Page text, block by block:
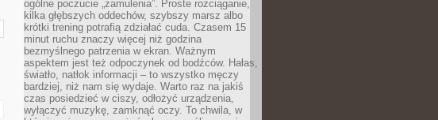
ogólne poczucie „zamulenia”. Proste rozciąganie,
kilka głębszych oddechów, szybszy marsz albo
krótki trening potrafią zdziałać cuda. Czasem 15
minut ruchu znaczy więcej niż godzina
bezmyślnego patrzenia w ekran. Ważnym
aspektem jest też odpoczynek od bodźców. Hałas,
światło, natłok informacji – to wszystko męczy
bardziej, niż nam się wydaje. Warto raz na jakiś
czas posiedzieć w ciszy, odłożyć urządzenia,
wyłączyć muzykę, zamknąć oczy. To chwila, w